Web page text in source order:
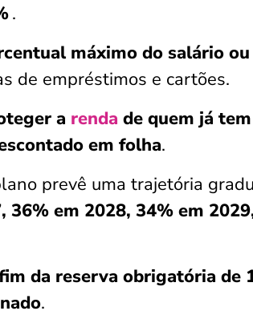
.
máximo do salário
de empréstimos e cartões.
a renda de quem já
em folha.
prevê uma trajetória
36% em 2028, 34% em
da reserva obrigatória de
.